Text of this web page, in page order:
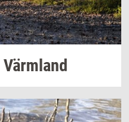
Värmland